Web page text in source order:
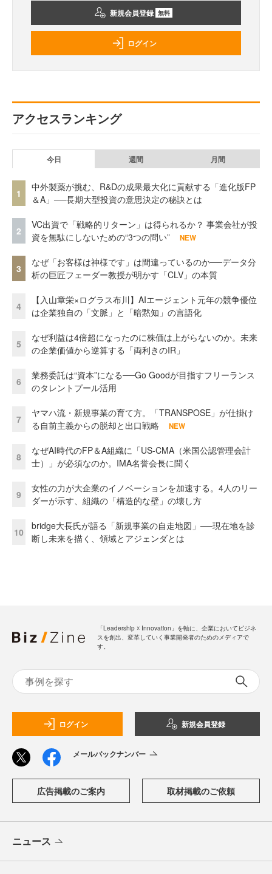
新規会員登録 無料
ログイン
アクセスランキング
今日 週間 月間
1
中外製薬が挑む、R&Dの成果最大化に貢献する「進化版FP
＆A」──長期大型投資の意思決定の秘訣とは
2
VC出資で「戦略的リターン」は得られるか？ 事業会社が投
資を無駄にしないための“3つの問い”
NEW
3
なぜ「お客様は神様です」は間違っているのか──データ分
析の巨匠フェーダー教授が明かす「CLV」の本質
4
【入山章栄×ログラス布川】AIエージェント元年の競争優位
は企業独自の「文脈」と「暗黙知」の言語化
5
なぜ利益は4倍超になったのに株価は上がらないのか。未来
の企業価値から逆算する「両利きのIR」
6
業務委託は“資本”になる──Go Goodが目指すフリーランス
のタレントプール活用
7
ヤマハ流・新規事業の育て方。「TRANSPOSE」が仕掛け
る自前主義からの脱却と出口戦略
NEW
8
なぜAI時代のFP＆A組織に「US-CMA（米国公認管理会計
士）」が必須なのか。IMA名誉会長に聞く
9
女性の力が大企業のイノベーションを加速する。4人のリー
ダーが示す、組織の「構造的な壁」の壊し方
10
bridge大長氏が語る「新規事業の自走地図」──現在地を診
断し未来を描く、領域とアジェンダとは
「Leadership ☓ Innovation」を軸に、企業においてビジネ
スを創出、変革していく事業開発者のためのメディアで
す。
ログイン 新規会員登録
メールバックナンバー
広告掲載のご案内 取材掲載のご依頼
ニュース